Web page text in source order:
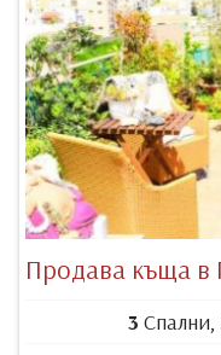
3 Спални,